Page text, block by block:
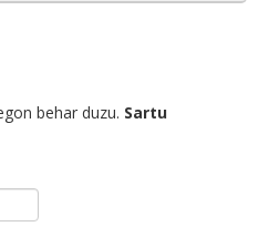
behar duzu. Sartu